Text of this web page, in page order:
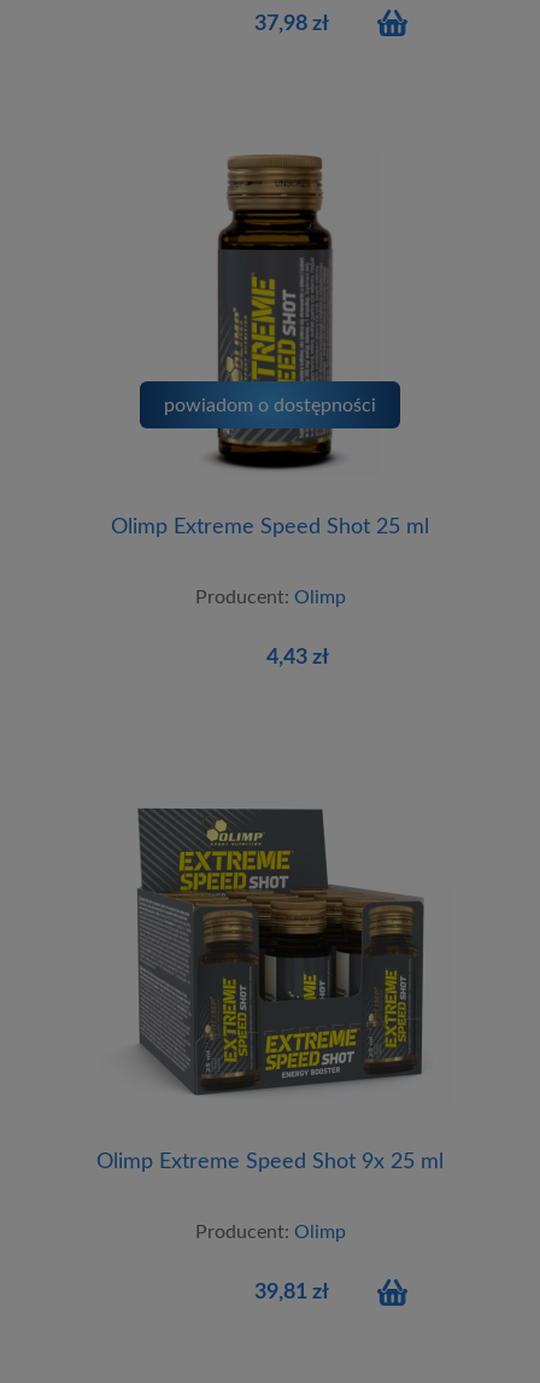
37,98 zł
Olimp Extreme Speed Shot 25 ml
Producent: Olimp
4,43 zł
powiadom o dostępności
Olimp Extreme Speed Shot 9x 25 ml
Producent: Olimp
39,81 zł